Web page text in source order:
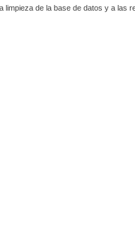
limpieza de la base de datos y a las